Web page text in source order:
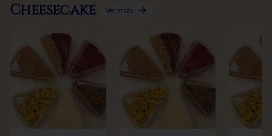
Cheesecake Ver más